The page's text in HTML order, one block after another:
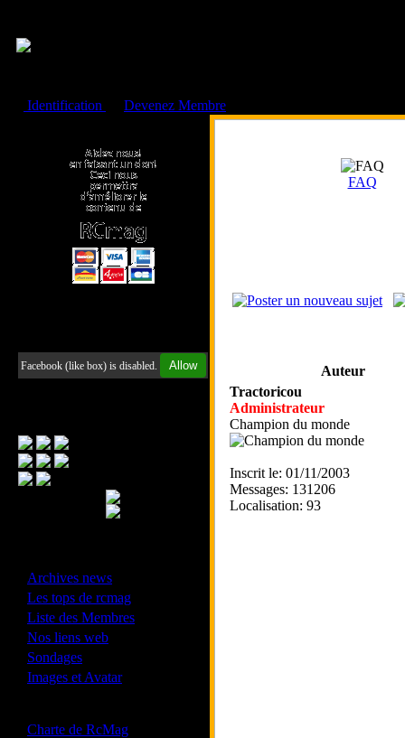
Identification
Devenez Membre
Facebook (like box) is disabled. Allow
Archives news
Les tops de rcmag
Liste des Membres
Nos liens web
Sondages
Images et Avatar
Charte de RcMag
FAQ
Auteur
Tractoricou
Administrateur
Champion du monde
Inscrit le: 01/11/2003
Messages: 131206
Localisation: 93